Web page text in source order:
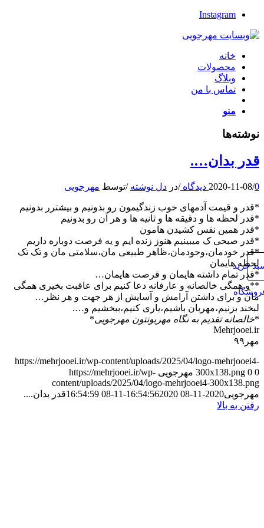
Instagram
خرید
خانه
محصولات
وبلاگ
تماس با من
منو
نوشته‌ها
قدر بدان….
2020-11-08/0 دیدگاه /در دل نوشته /توسط مهرجویی
*قدر و قیمت آدمهای خوب زندگیمون رو بدونیم و بیشترر بدونیم
*قدر لحظه ها و دقیقه ها و ثانیه ها و هر آن رو بدونیم
*قدر همین نفس کشیدن هامون
*قدر صبحی ک میبینیم هنوز زنده ایم و یه فرصت دوباره داریم
*قدر خودمان،وجودمان،ظاهر طبیعی مان،سلامتی مان و تک تک
لحظه هایمان
*قدر تمام داشته هایمان و فرصت هایمان…
**و همگی خالصانه و عارفانه دعا کنیم برای عاقبت بخیری همگی
مان و برای داشتن آرامش و آسایش از هر جهت و هر نظر…
لبخند بزنیم،مهربان باشیم،یاری کنیم،ببخشیم و….
*خالصانه تقدیم به نگاه مهربونتون مهرجویی*
Mehrjooei.ir
مهر۹۹
https://mehrjooei.ir/wp-content/uploads/2025/04/logo-mehrjooei4-
300x138.png 0 0 مهرجویی
https://mehrjooei.ir/wp-
content/uploads/2025/04/logo-mehrjooei4-300x138.png
مهرجویی 2020-11-08 16:54:56
2020-11-08 16:54:59
قدر بدان....
رفتن به بالا